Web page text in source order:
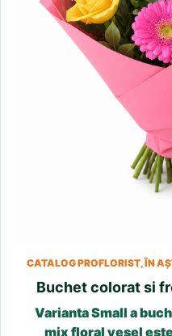
CATALOG PROFLORIST, ÎN
Buchet colorat si
Varianta Small a
mix floral vesel